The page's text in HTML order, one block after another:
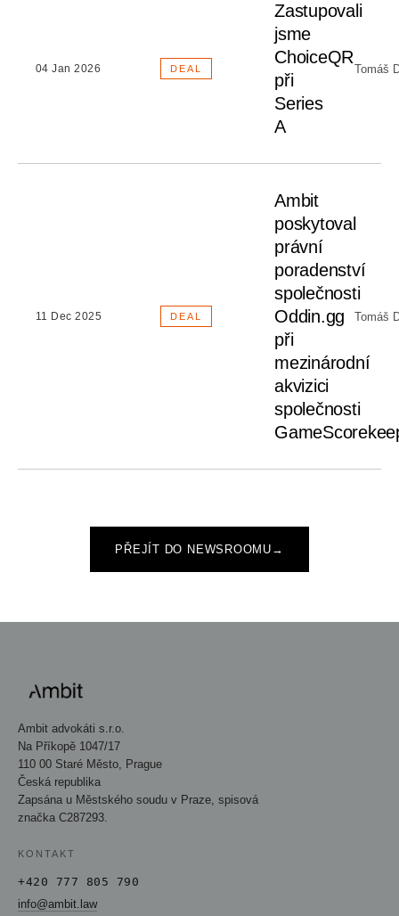
04 Jan 2026 DEAL
Zastupovali
jsme
ChoiceQR
při
Series
A
Tomáš
11 Dec 2025 DEAL
Ambit
poskytoval
právní
poradenství
společnosti
Oddin.gg
při
mezinárodní
akvizici
společnosti
Tomáš
PŘEJÍT DO NEWSROOMU →
Ambit advokáti s.r.o.
Na Příkopě 1047/17
110 00 Staré Město, Prague
Česká republika
Zapsána u Městského soudu v Praze, spisová
značka C287293.
KONTAKT
+420 777 805 790
info@ambit.law